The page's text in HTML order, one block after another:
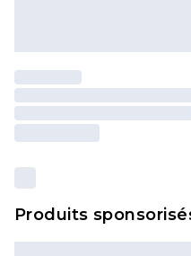
Produits